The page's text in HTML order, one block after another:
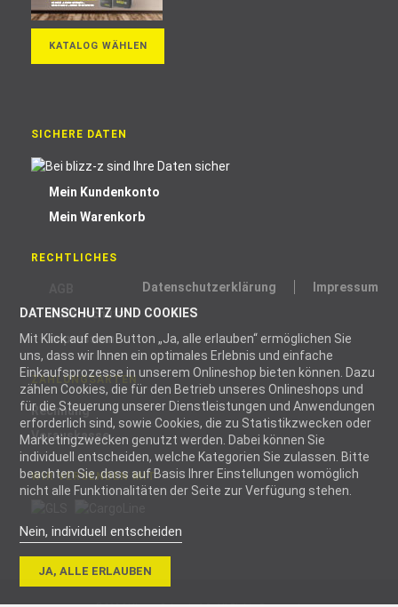
Datenschutzerklärung
Impressum
DATENSCHUTZ UND COOKIES
Mit Klick auf den Button „Ja, alle erlauben“ ermöglichen Sie
uns, dass wir Ihnen ein optimales Erlebnis und einfache
Einkaufsprozesse in unserem Onlineshop bieten können. Dazu
zählen Cookies, die für den Betrieb unseres Onlineshops und
für die Steuerung unserer Dienstleistungen und Anwendungen
erforderlich sind, sowie Cookies, die zu Statistikzwecken oder
Marketingzwecken genutzt werden. Dabei können Sie
individuell entscheiden, welche Kategorien Sie zulassen. Bitte
beachten Sie, dass auf Basis Ihrer Einstellungen womöglich
nicht alle Funktionalitäten der Seite zur Verfügung stehen.
Nein, individuell entscheiden
JA, ALLE ERLAUBEN
KATALOG WÄHLEN
SICHERE DATEN
Mein Kundenkonto
Mein Warenkorb
RECHTLICHES
Datenschutz
Impressum
ZAHLUNGSARTEN
Rechnung
Vorauskasse
WIR VERSENDEN MIT